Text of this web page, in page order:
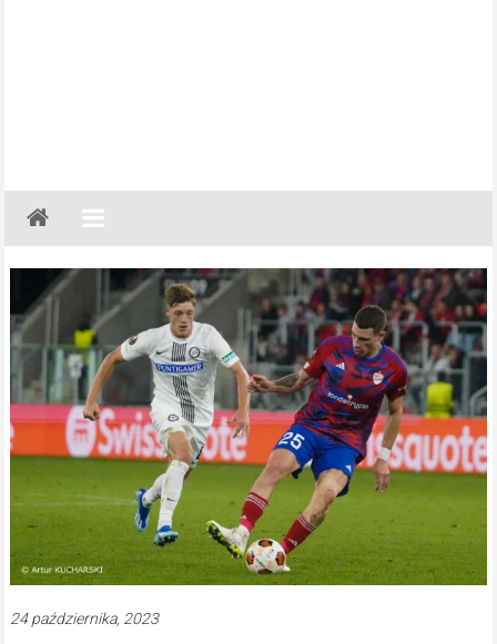
Gazeta
Regionalna
Częstochowa,
Kłobuck,
Lubliniec,
Myszków
24 października, 2023